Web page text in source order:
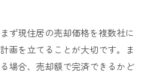
ず現住居の売却価格を複数社に
画を立てることが大切です。ま
場合、売却額で完済できるかど